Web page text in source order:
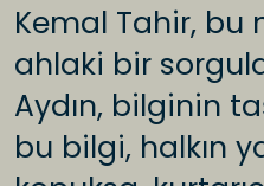
Kemal Tahir, bu
ahlaki bir
Aydın, bilginin
bu bilgi, halkın